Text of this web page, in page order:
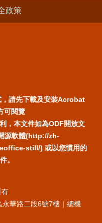
政策
請先下載及安裝Acrobat
可閱覽
，本文件如為ODF開放文
源軟體(http://zh-
still/) 或以您慣用的
。
華路二段6號7樓｜總機